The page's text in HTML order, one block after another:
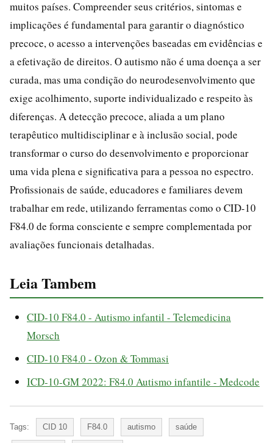
muitos países. Compreender seus critérios, sintomas e
implicações é fundamental para garantir o diagnóstico
precoce, o acesso a intervenções baseadas em evidências e
a efetivação de direitos. O autismo não é uma doença a ser
curada, mas uma condição do neurodesenvolvimento que
exige acolhimento, suporte individualizado e respeito às
diferenças. A detecção precoce, aliada a um plano
terapêutico multidisciplinar e à inclusão social, pode
transformar o curso do desenvolvimento e proporcionar
uma vida plena e significativa para a pessoa no espectro.
Profissionais de saúde, educadores e familiares devem
trabalhar em rede, utilizando ferramentas como o CID-10
F84.0 de forma consciente e sempre complementada por
avaliações funcionais detalhadas.
Leia Tambem
CID-10 F84.0 - Autismo infantil - Telemedicina
Morsch
CID-10 F84.0 - Ozon & Tommasi
ICD-10-GM 2022: F84.0 Autismo infantile - Medcode
Tags: CID 10 F84.0 autismo saúde